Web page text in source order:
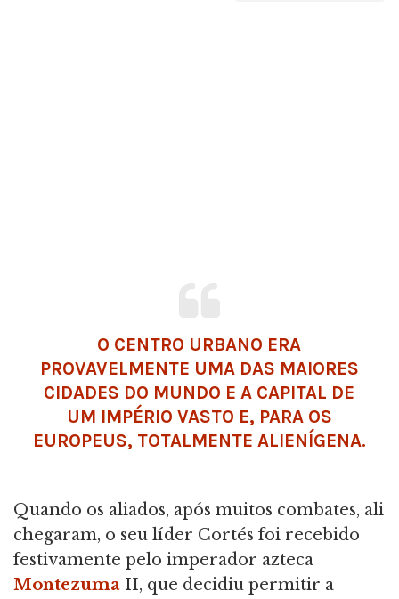
O CENTRO URBANO ERA
PROVAVELMENTE UMA DAS MAIORES
CIDADES DO MUNDO E A CAPITAL DE
UM IMPÉRIO VASTO E, PARA OS
EUROPEUS, TOTALMENTE ALIENÍGENA.
Quando os aliados, após muitos combates, ali
chegaram, o seu líder Cortés foi recebido
festivamente pelo imperador azteca
Montezuma II, que decidiu permitir a